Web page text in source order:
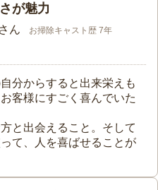
が魅力
ん お掃除キャスト歴 7年
分からすると出来栄えも
客様にすごく喜んでいた
と出会えること。そして
て、人を喜ばせることが